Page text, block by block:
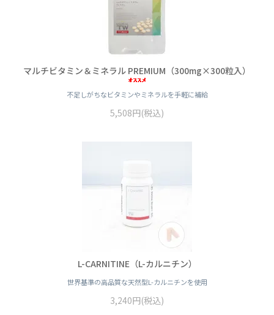
マルチビタミン＆ミネラル PREMIUM（300mg×300粒入）
不足しがちなビタミンやミネラルを手軽に補給
5,508円(税込)
L-CARNITINE（L-カルニチン）
世界基準の高品質な天然型L-カルニチンを使用
3,240円(税込)